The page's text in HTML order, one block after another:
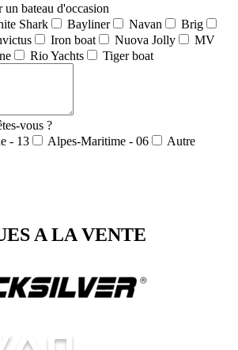
un bateau d'occasion
Shark Bayliner Navan
Brig
Iron boat Nuova Jolly
MV
Rio Yachts Tiger boat
vous ?
- 13
Alpes-Maritime - 06 Autre
A LA VENTE